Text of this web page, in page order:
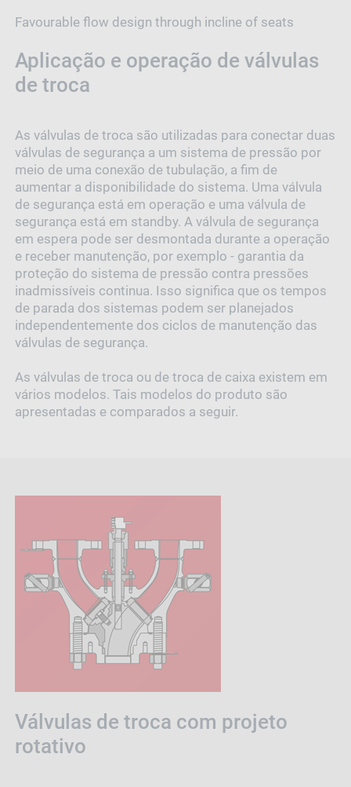
Favourable flow design through incline of seats
Aplicação e operação de válvulas
de troca
As válvulas de troca são utilizadas para conectar duas
válvulas de segurança a um sistema de pressão por
meio de uma conexão de tubulação, a fim de
aumentar a disponibilidade do sistema. Uma válvula
de segurança está em operação e uma válvula de
segurança está em standby. A válvula de segurança
em espera pode ser desmontada durante a operação
e receber manutenção, por exemplo - garantia da
proteção do sistema de pressão contra pressões
inadmissíveis continua. Isso significa que os tempos
de parada dos sistemas podem ser planejados
independentemente dos ciclos de manutenção das
válvulas de segurança.
As válvulas de troca ou de troca de caixa existem em
vários modelos. Tais modelos do produto são
apresentadas e comparados a seguir.
Válvulas de troca com projeto
rotativo